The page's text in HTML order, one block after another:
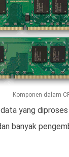
Komponen dalam
yang
banyak